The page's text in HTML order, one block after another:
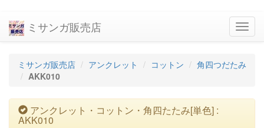
ミサンガ販売店
ミサンガ販売店 アンクレット コットン
角四つだたみ
AKK010
アンクレット・コットン・角四たたみ[単色] :
AKK010